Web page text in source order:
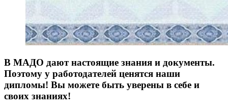
В МАДО дают настоящие знания и документы.
Поэтому у работодателей ценятся наши
дипломы! Вы можете быть уверены в себе и
своих знаниях!